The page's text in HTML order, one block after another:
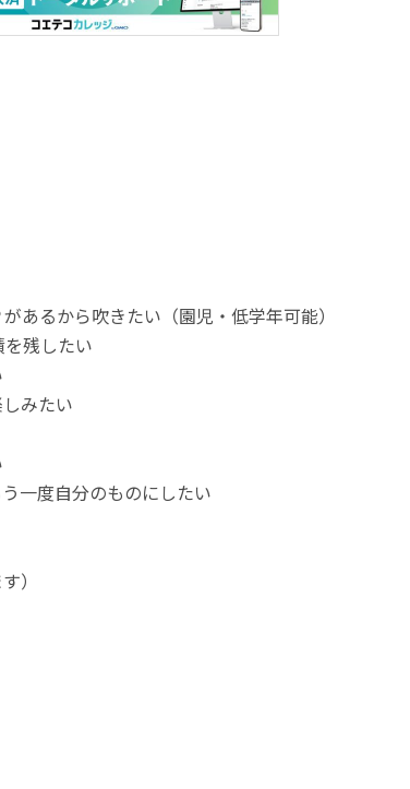
るから吹きたい（園児・低学年可能）
残したい
みたい
一度自分のものにしたい
）